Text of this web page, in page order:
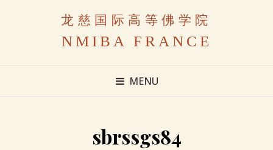
龙慈国际高等佛学院
NMIBA FRANCE
MENU
sbrssgs84